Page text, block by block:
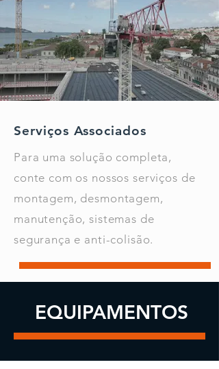
Serviços Associados
Para uma solução completa,
conte com os nossos serviços de
montagem, desmontagem,
manutenção, sistemas de
segurança e anti-colisão.
EQUIPAMENTOS